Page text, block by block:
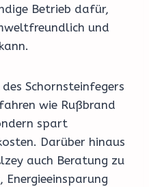
Betrieb dafür,
und
Schornsteinfegers
wie Rußbrand
spart
Darüber hinaus
auch Beratung zu
Energieeinsparung